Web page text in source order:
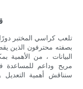
تلعب كراسي المختبر
بصفته محترفون الذين
البيانات ، من الأهمية
مريح وداعم للمساعدة
سنناقش أهمية